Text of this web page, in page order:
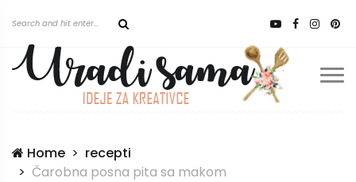
Home
recepti
Čarobna posna pita sa makom